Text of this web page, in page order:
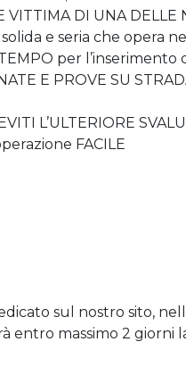
VITTIMA DI UNA
e seria che opera
per
E PROVE SU
L’ULTERIORE
FACILE
sul nostro sito,
entro massimo 2 giorni